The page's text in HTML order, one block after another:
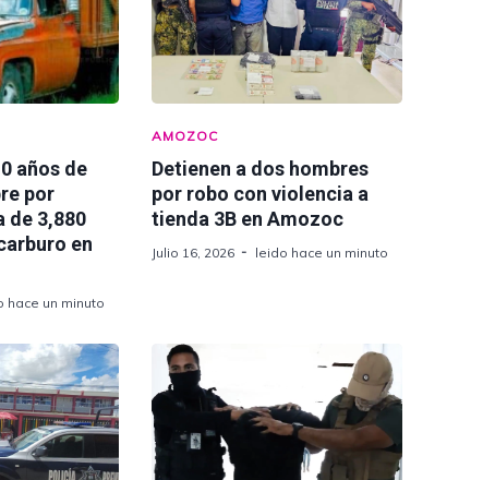
años de
por
de 3,880
en
hace un minuto
AMOZOC
Detienen a dos hombres
por robo con violencia a
tienda 3B en Amozoc
Julio 16, 2026 leido hace un minuto